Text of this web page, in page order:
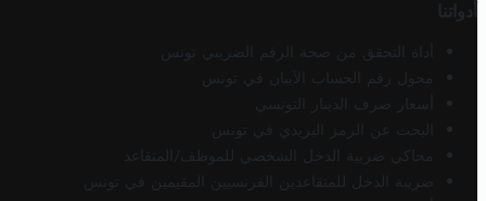
أدواتنا
أداة التحقق من صحة الرقم الضريبي تونس
محول رقم الحساب الآيبان في تونس
أسعار صرف الدينار التونسي
البحث عن الرمز البريدي في تونس
محاكي ضريبة الدخل الشخصي للموظف/المتقاعد
ضريبة الدخل للمتقاعدين الفرنسيين المقيمين في تونس